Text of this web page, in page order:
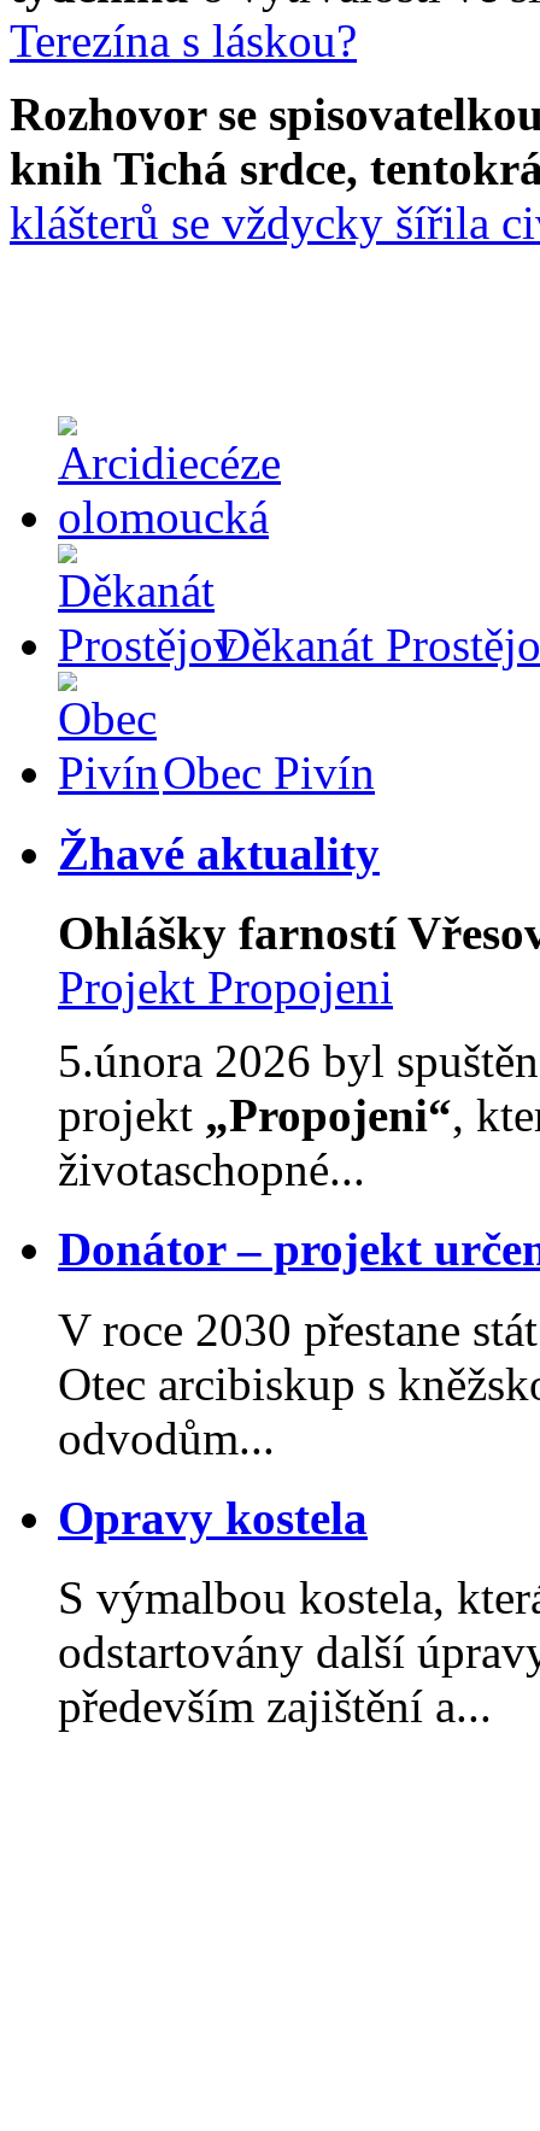
Terezína s láskou?
Rozhovor se
knih Tichá srdce,
klášterů se vždycky šířila
Děkanát
Obec Pivín
Žhavé aktuality
Ohlášky farností
Projekt Propojeni
5.února 2026 byl
projekt „Propojeni“,
životaschopné...
Donátor – projekt
V roce 2030 přestane
Otec arcibiskup s
odvodům...
Opravy kostela
S výmalbou kostela,
odstartovány další
především zajištění a...